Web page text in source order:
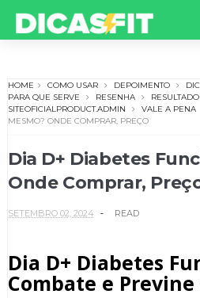
HOME COMO USAR DEPOIMENTO
PARA QUE SERVE
RESENHA RESULTADO
SITEOFICIALPRODUCT.ADMIN
VALE A PENA
MESMO? ONDE COMPRAR, PREÇO
Dia D+ Diabetes
Onde Comprar,
SETEMBRO 02, 2024 READ
Dia D+ Diabetes
Combate e